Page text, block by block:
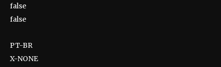
false
false
PT-BR
X-NONE